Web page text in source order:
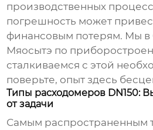
производственных
погрешность может
финансовым потерям. Мы
Мяосытэ по
сталкиваемся с этой
поверьте, опыт здесь
Типы расходомеров DN150:
от задачи
Самым распространенным